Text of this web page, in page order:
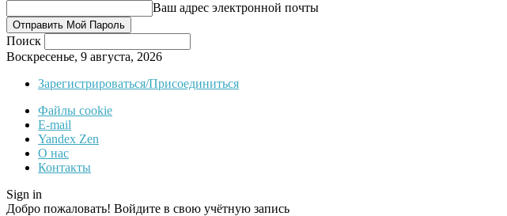
Ваш адрес электронной почты
Поиск
Воскресенье, 9 августа, 2026
Зарегистрироваться/Присоединиться
Файлы cookie
E-mail
Yandex Zen
О нас
Контакты
Sign in
Добро пожаловать! Войдите в свою учётную запись